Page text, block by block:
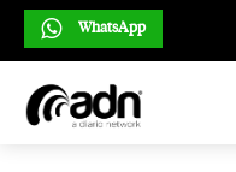
WhatsApp